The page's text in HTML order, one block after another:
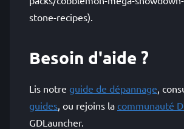
stone-recipes).
Besoin d'aide ?
Lis notre guide de dépannage,
guides, ou rejoins la communauté
GDLauncher.